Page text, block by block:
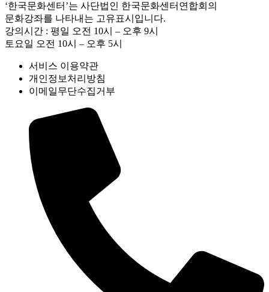
‘한국문화센터’는 사단법인 한국문화센터연합회의
문화강좌를 나타내는 고유표시입니다.
강의시간 : 평일 오전 10시 – 오후 9시
토요일 오전 10시 – 오후 5시
서비스 이용약관
개인정보처리방침
이메일무단수집거부